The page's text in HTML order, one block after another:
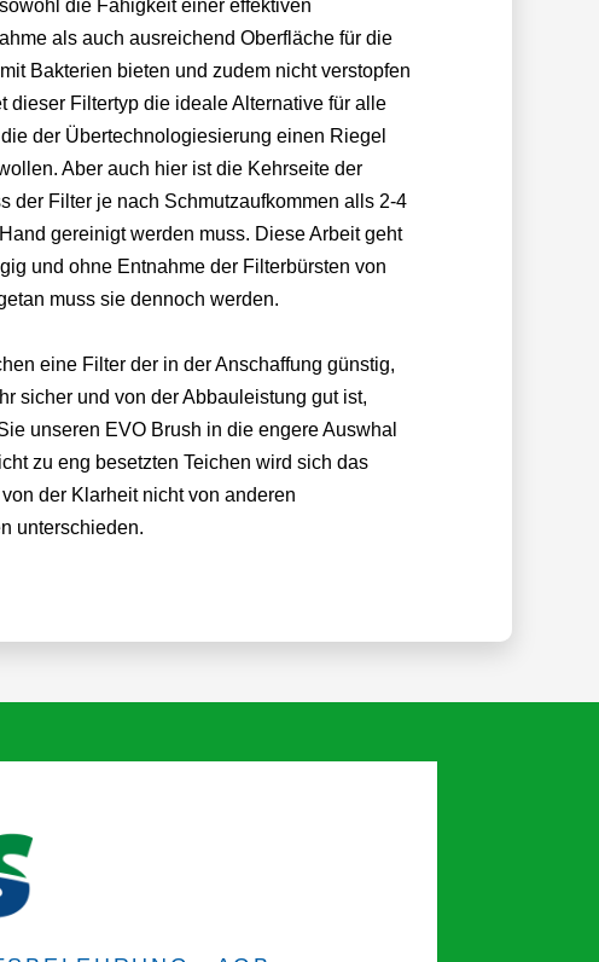
die Fähigkeit einer effektiven
als auch ausreichend Oberfläche für die
Bakterien bieten und zudem nicht verstopfen
dieser Filtertyp die ideale Alternative für alle
der Übertechnologiesierung einen Riegel
Aber auch hier ist die Kehrseite der
der Filter je nach Schmutzaufkommen alls 2-4
gereinigt werden muss. Diese Arbeit geht
und ohne Entnahme der Filterbürsten von
muss sie dennoch werden.
eine Filter der in der Anschaffung günstig,
sicher und von der Abbauleistung gut ist,
unseren EVO Brush in die engere Auswhal
zu eng besetzten Teichen wird sich das
der Klarheit nicht von anderen
unterschieden.